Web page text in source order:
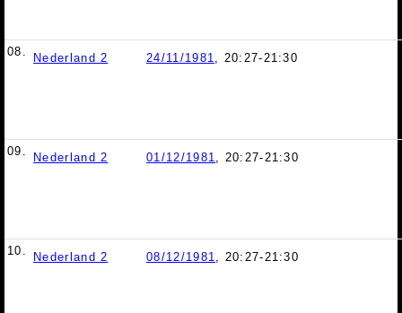
08. Nederland 2 24/11/1981, 20:27-21:30
09. Nederland 2 01/12/1981, 20:27-21:30
10. Nederland 2 08/12/1981, 20:27-21:30